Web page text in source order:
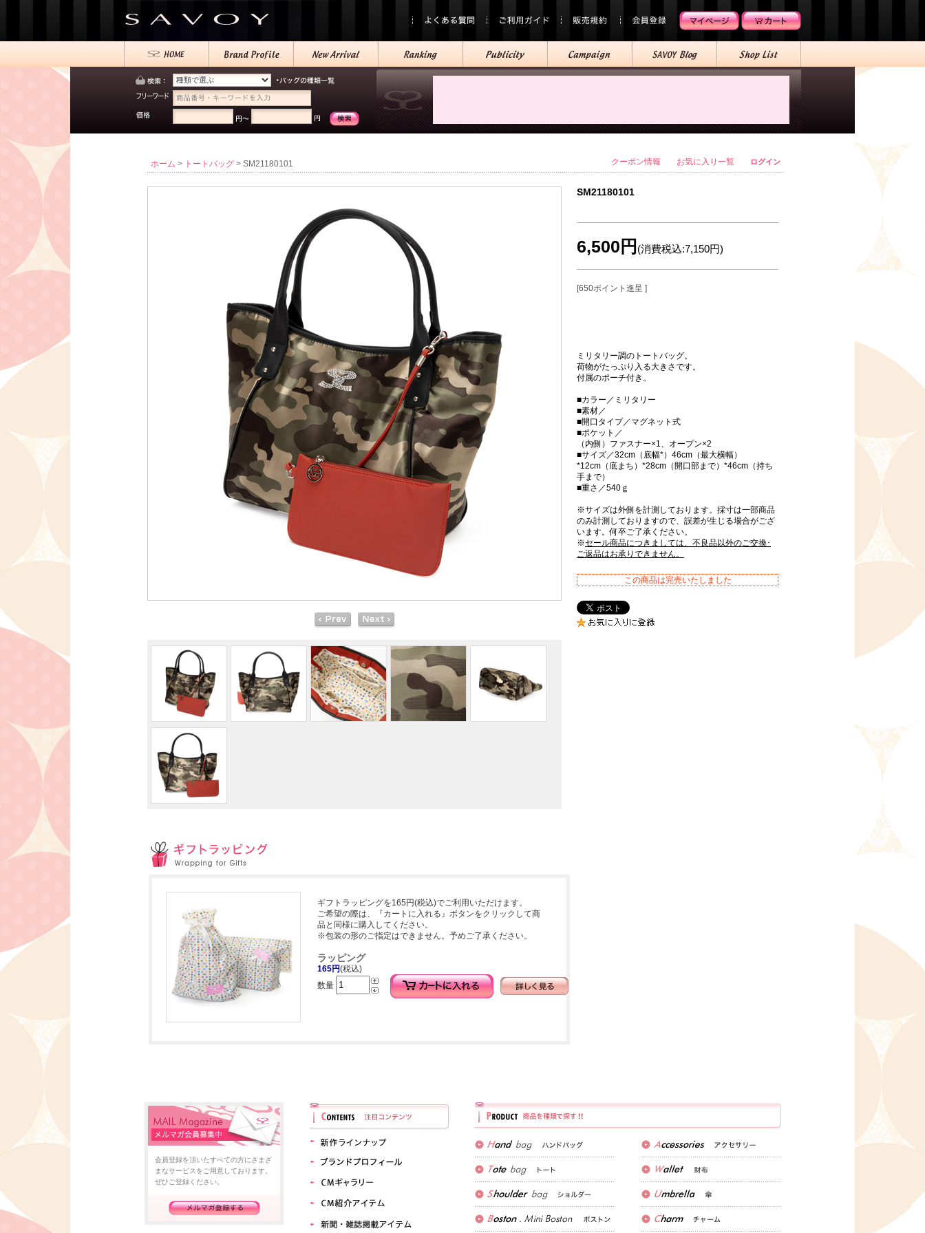
クーポン情報 お気に入り一覧 ログイン
ホーム > トートバッグ > SM21180101
SM21180101
ミリタリー調のトートバッグ。
荷物がたっぷり入る大きさです。
付属のポーチ付き。
■カラー／ミリタリー
■素材／
■開口タイプ／マグネット式
■ポケット／
（内側）ファスナー×1、オープン×2
■サイズ／32cm（底幅*）46cm（最大横幅）
*12cm（底まち）*28cm（開口部まで）*46cm（持ち
手まで）
■重さ／540ｇ
※サイズは外側を計測しております。採寸は一部商品
のみ計測しておりますので、誤差が生じる場合がござ
います。何卒ご了承ください。
※セール商品につきましては、不良品以外のご交換･
ご返品はお承りできません。
6,500円 (消費税込:7,150円)
[650ポイント進呈 ]
この商品は完売いたしました
ギフトラッピングを165円(税込)でご利用いただけます。
ご希望の際は、『カートに入れる』ボタンをクリックして商
品と同様に購入してください。
※包装の形のご指定はできません。予めご了承ください。
ラッピング
165円(税込)
数量
会員登録を頂いたすべての方にさまざ
まなサービスをご用意しております。
ぜひご登録ください。